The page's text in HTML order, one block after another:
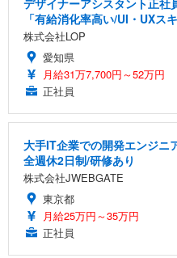
デザイナーアシスタント正社
「有給消化率高い/UI・UXス
株式会社LOP
愛知県
月給31万7,700円～52万円
正社員
大手IT企業での開発エンジニ
全週休2日制/研修あり
株式会社JWEBGATE
東京都
月給25万円～35万円
正社員